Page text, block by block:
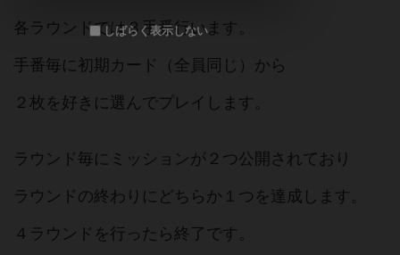
各ラウンドでは３手番行います。
手番毎に初期カード（全員同じ）から
２枚を好きに選んでプレイします。
ラウンド毎にミッションが２つ公開されており
ラウンドの終わりにどちらか１つを達成します。
４ラウンドを行ったら終了です。
しばらく表示しない